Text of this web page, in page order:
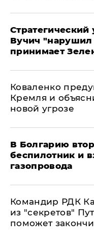
Вучич "нарушил
принимает
Коваленко
Кремля и
новой угрозе
В Болгарию
беспилотник и
газопровода
Командир РДК
из "секретов"
поможет